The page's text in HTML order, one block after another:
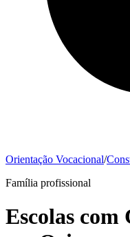
Orientação Vocacional/
Família profissional
Escolas